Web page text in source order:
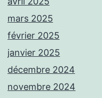
mars 2025
février 2025
janvier 2025
décembre 2024
novembre 2024